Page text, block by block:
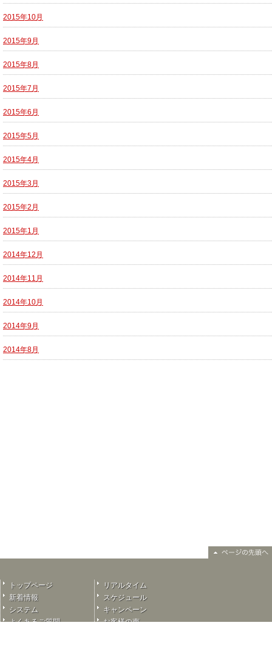
2015年10月
2015年9月
2015年8月
2015年7月
2015年6月
2015年5月
2015年4月
2015年3月
2015年2月
2015年1月
2014年12月
2014年11月
2014年10月
2014年9月
2014年8月
トップページ
リアルタイム
新着情報
スケジュール
システム
キャンペーン
よくあるご質問
お客様の声